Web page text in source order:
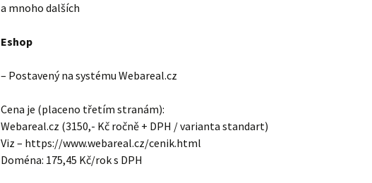
a mnoho dalších
Eshop
– Postavený na systému Webareal.cz
Cena je (placeno třetím stranám):
Webareal.cz (3150,- Kč ročně + DPH / varianta standart)
Viz – https://www.webareal.cz/cenik.html
Doména: 175,45 Kč/rok s DPH